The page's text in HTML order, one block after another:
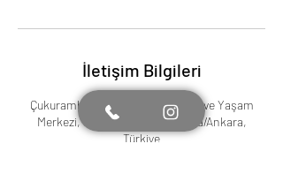
İletişim Bilgileri
Çukurambar, 1071 Usta Ankara İş ve Yaşam
Merkezi, 1443. Caddesi, Çankaya/Ankara,
Türkiye